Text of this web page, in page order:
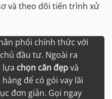
và theo dõi tiến trình xử
phối chính thức với
đầu tư. Ngoài ra
lựa chọn căn đẹpvà
để có gói vay lãi
đơn giản. Gọi ngay